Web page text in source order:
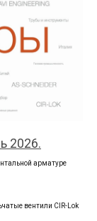
2026.
арматуре
вентили CIR-Lok